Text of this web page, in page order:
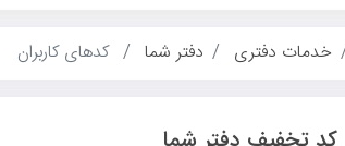
خدمات دفتری دفتر شما کدهای کاربران